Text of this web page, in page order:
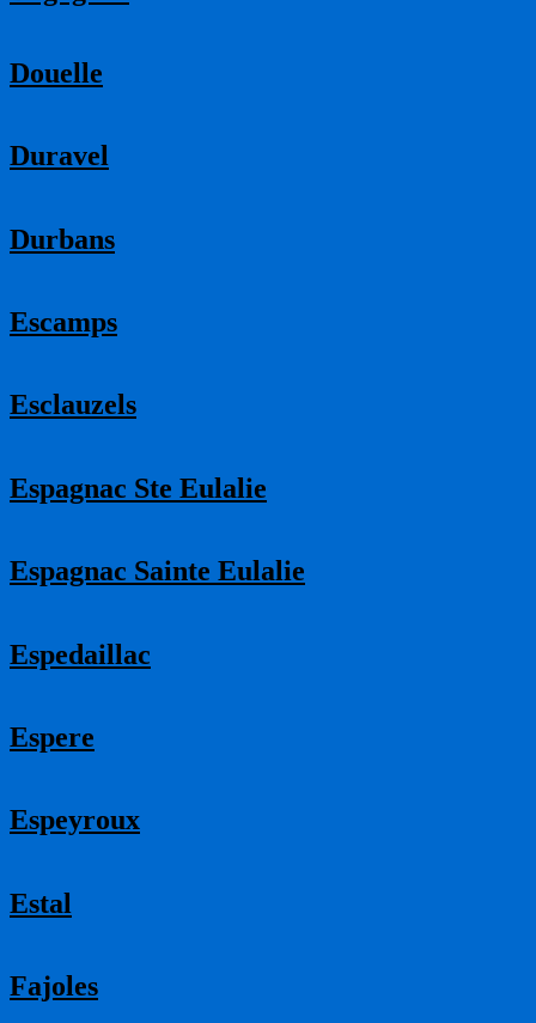
Douelle
Duravel
Durbans
Escamps
Esclauzels
Espagnac Ste Eulalie
Espagnac Sainte Eulalie
Espedaillac
Espere
Espeyroux
Estal
Fajoles